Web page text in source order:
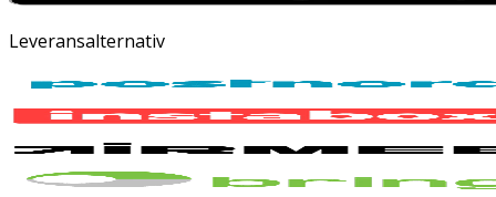
Leveransalternativ